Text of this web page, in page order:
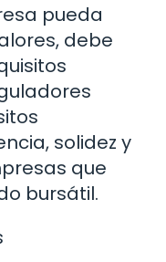
pueda
debe
solidez y
que
bursátil.